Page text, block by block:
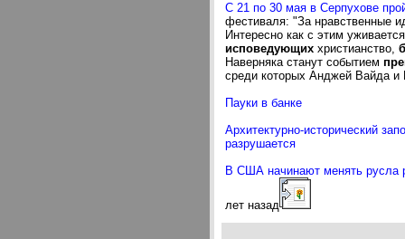
С 21 по 30 мая в Серпухове
фестиваля: "За нравственные
Интересно как с этим
исповедующиххристианство,
Наверняка станут событием
среди которых Анджей Вайда
Пауки в банке
Архитектурно-исторический
разрушается
В США начинают менять русла
лет назад